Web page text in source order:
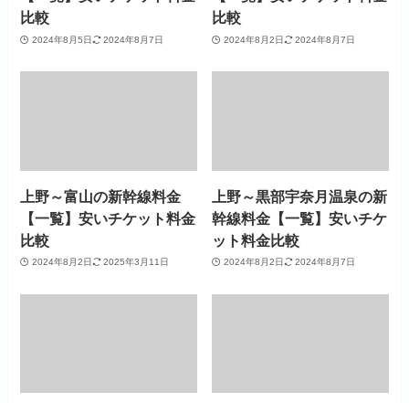
比較
2024年8月5日 2024年8月7日
比較
2024年8月2日 2024年8月7日
上野～富山の新幹線料金
【一覧】安いチケット料金
比較
2024年8月2日 2025年3月11日
上野～黒部宇奈月温泉の新
幹線料金【一覧】安いチケ
ット料金比較
2024年8月2日 2024年8月7日